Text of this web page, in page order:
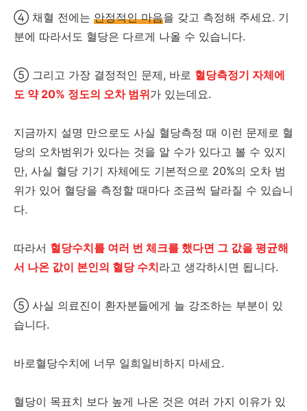
④ 채혈 전에는 안정적인 마음을 갖고 측정해 주세요. 기
분에 따라서도 혈당은 다르게 나올 수 있습니다.
⑤ 그리고 가장 결정적인 문제, 바로 혈당측정기 자체에
도 약 20% 정도의 오차 범위가 있는데요.
지금까지 설명 만으로도 사실 혈당측정 때 이런 문제로 혈
당의 오차범위가 있다는 것을 알 수가 있다고 볼 수 있지
만, 사실 혈당 기기 자체에도 기본적으로 20%의 오차 범
위가 있어 혈당을 측정할 때마다 조금씩 달라질 수 있습니
다.
따라서 혈당수치를 여러 번 체크를 했다면 그 값을 평균해
서 나온 값이 본인의 혈당 수치라고 생각하시면 됩니다.
⑤ 사실 의료진이 환자분들에게 늘 강조하는 부분이 있
습니다.
바로혈당수치에 너무 일희일비하지 마세요.
혈당이 목표치 보다 높게 나온 것은 여러 가지 이유가 있